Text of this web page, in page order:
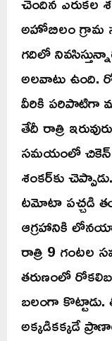
అహోబిలం గ్రామ
గదిలో
అలవాటు ఉంది.
వీరికి పరిపాటిగా
తేదీ రాత్రి
సమయంలో చికెన్
శంకర్‌కు
టమోటా పచ్చడి
ఆగ్రహానికి
రాత్రి 9 గంటల
తరుణంలో
బలంగా కొట్టాడు.
అక్కడికక్కడే